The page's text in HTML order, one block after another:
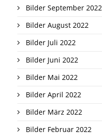
Bilder September 2022
Bilder August 2022
Bilder Juli 2022
Bilder Juni 2022
Bilder Mai 2022
Bilder April 2022
Bilder März 2022
Bilder Februar 2022